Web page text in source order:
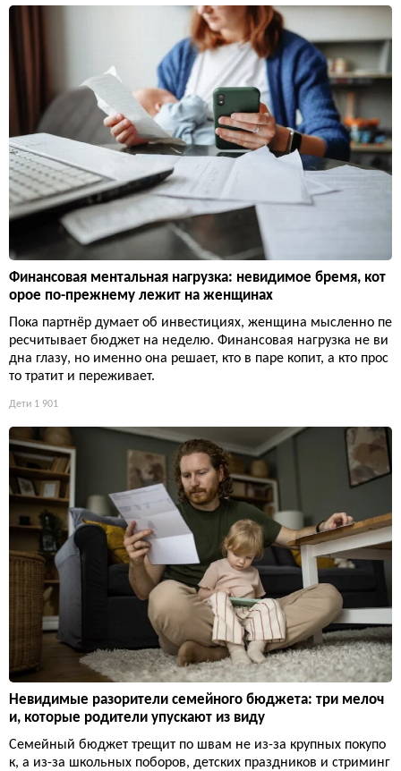
Финансовая ментальная нагрузка: невидимое бремя, кот
орое по-прежнему лежит на женщинах
Пока партнёр думает об инвестициях, женщина мысленно пе
ресчитывает бюджет на неделю. Финансовая нагрузка не ви
дна глазу, но именно она решает, кто в паре копит, а кто прос
то тратит и переживает.
Дети 1 901
Невидимые разорители семейного бюджета: три мелоч
и, которые родители упускают из виду
Семейный бюджет трещит по швам не из-за крупных покупо
к, а из-за школьных поборов, детских праздников и стриминг